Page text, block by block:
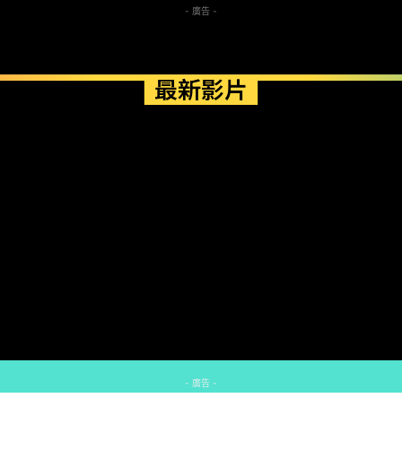
- 廣告 -
最新影片
- 廣告 -